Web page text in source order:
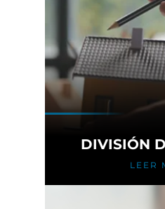
DIVISIÓN
LEER